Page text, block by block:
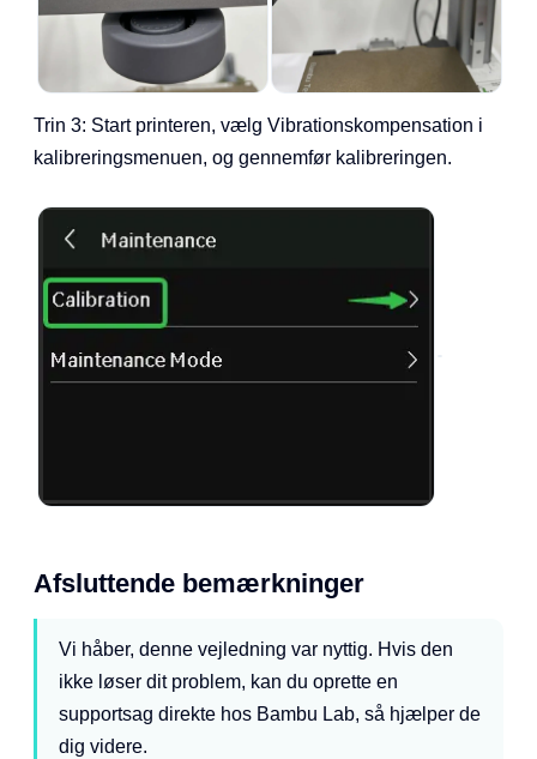
Trin 3: Start printeren, vælg Vibrationskompensation i
kalibreringsmenuen, og gennemfør kalibreringen.
Afsluttende bemærkninger
Vi håber, denne vejledning var nyttig. Hvis den
ikke løser dit problem, kan du oprette en
supportsag direkte hos Bambu Lab, så hjælper de
dig videre.